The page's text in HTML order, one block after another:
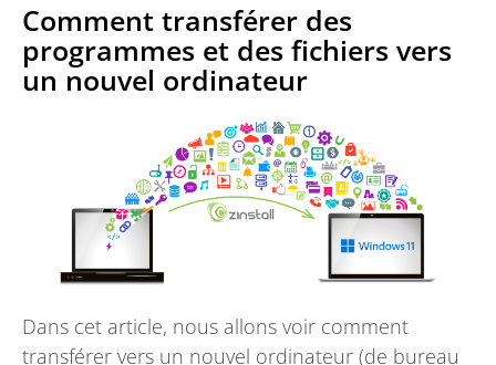
Comment transférer des
programmes et des fichiers vers
un nouvel ordinateur
Dans cet article, nous allons voir comment
transférer vers un nouvel ordinateur (de bureau